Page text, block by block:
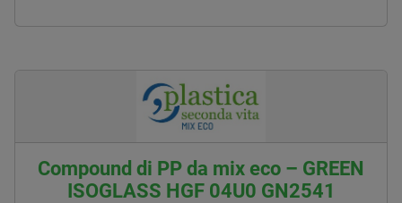
Compound di PP da mix eco – GREEN
ISOGLASS HGF 04U0 GN2541